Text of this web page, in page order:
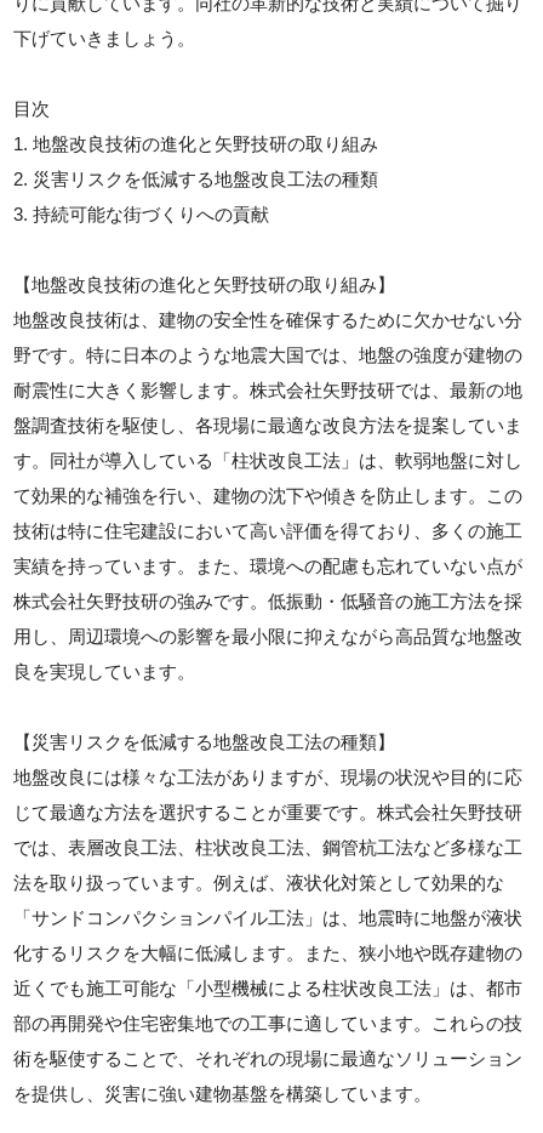
下げていきましょう。
目次
1. 地盤改良技術の進化と矢野技研の取り組み
2. 災害リスクを低減する地盤改良工法の種類
3. 持続可能な街づくりへの貢献
【地盤改良技術の進化と矢野技研の取り組み】
地盤改良技術は、建物の安全性を確保するために欠かせない分
野です。特に日本のような地震大国では、地盤の強度が建物の
耐震性に大きく影響します。株式会社矢野技研では、最新の地
盤調査技術を駆使し、各現場に最適な改良方法を提案していま
す。同社が導入している「柱状改良工法」は、軟弱地盤に対し
て効果的な補強を行い、建物の沈下や傾きを防止します。この
技術は特に住宅建設において高い評価を得ており、多くの施工
実績を持っています。また、環境への配慮も忘れていない点が
株式会社矢野技研の強みです。低振動・低騒音の施工方法を採
用し、周辺環境への影響を最小限に抑えながら高品質な地盤改
良を実現しています。
【災害リスクを低減する地盤改良工法の種類】
地盤改良には様々な工法がありますが、現場の状況や目的に応
じて最適な方法を選択することが重要です。株式会社矢野技研
では、表層改良工法、柱状改良工法、鋼管杭工法など多様な工
法を取り扱っています。例えば、液状化対策として効果的な
「サンドコンパクションパイル工法」は、地震時に地盤が液状
化するリスクを大幅に低減します。また、狭小地や既存建物の
近くでも施工可能な「小型機械による柱状改良工法」は、都市
部の再開発や住宅密集地での工事に適しています。これらの技
術を駆使することで、それぞれの現場に最適なソリューション
を提供し、災害に強い建物基盤を構築しています。